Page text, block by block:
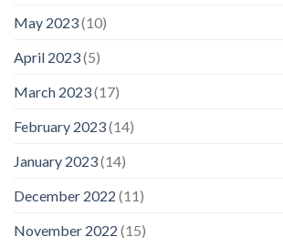
May 2023(10)
April 2023(5)
March 2023(17)
February 2023(14)
January 2023(14)
December 2022 (11)
November 2022 (15)